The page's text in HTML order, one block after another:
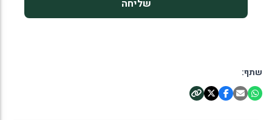
שליחה
שתף: